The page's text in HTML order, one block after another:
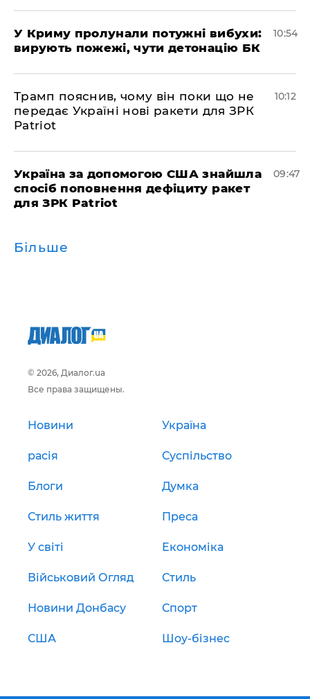
У Криму пролунали потужні вибухи:
вирують пожежі, чути детонацію БК
10:54
Трамп пояснив, чому він поки що не
передає Україні нові ракети для ЗРК
Patriot
10:12
Україна за допомогою США знайшла
спосіб поповнення дефіциту ракет
для ЗРК Patriot
09:47
Більше
© 2026, Диалог.ua
Все права защищены.
Новини Україна
расія Суспільство
Блоги Думка
Стиль життя Преса
У світі Економіка
Військовий Огляд Стиль
Новини Донбасу Спорт
США Шоу-бізнес